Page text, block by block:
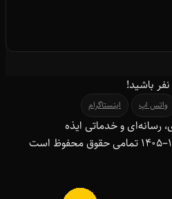
باشید!
واتس اپ اینستاگرام
و خدماتی ایذه